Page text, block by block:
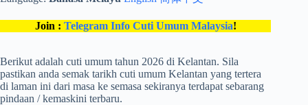
Join : Telegram Info Cuti Umum Malaysia!
Berikut adalah cuti umum tahun 2026 di Kelantan. Sila
pastikan anda semak tarikh cuti umum Kelantan yang tertera
di laman ini dari masa ke semasa sekiranya terdapat sebarang
pindaan / kemaskini terbaru.